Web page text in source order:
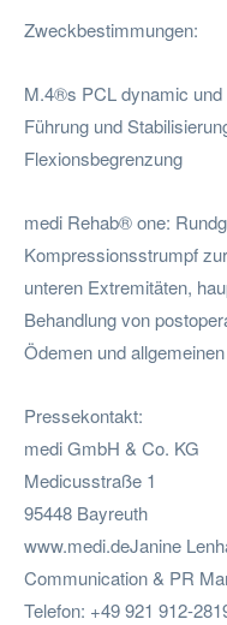
Zweckbestimmungen:
M.4®s PCL dynamic
Führung und
Flexionsbegrenzung
medi Rehab® one:
Kompressionsstrumpf
unteren Extremitäten,
Behandlung von
Ödemen und
Pressekontakt:
medi GmbH & Co. KG
Medicusstraße 1
95448 Bayreuth
www.medi.deJanine
Communication & PR
Telefon: +49 921 912-